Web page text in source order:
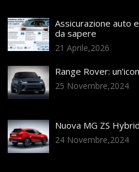
Assicurazione auto
da sapere
21 Aprile,2026
Range Rover:
25 Novembre,2024
Nuova MG ZS
24 Novembre,2024